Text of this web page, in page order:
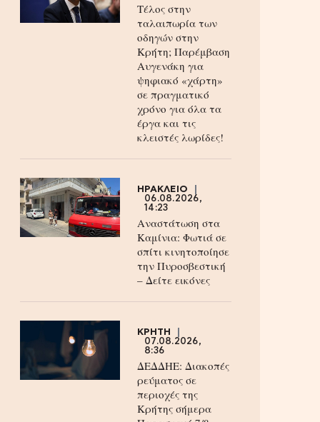
Τέλος στην
ταλαιπωρία των
οδηγών στην
Κρήτη; Παρέμβαση
Αυγενάκη για
ψηφιακό «χάρτη»
σε πραγματικό
χρόνο για όλα τα
έργα και τις
κλειστές λωρίδες!
ΗΡΑΚΛΕΙΟ
06.08.2026,
14:23
Αναστάτωση στα
Καμίνια: Φωτιά σε
σπίτι κινητοποίησε
την Πυροσβεστική
– Δείτε εικόνες
ΚΡΗΤΗ
07.08.2026,
8:36
ΔΕΔΔΗΕ: Διακοπές
ρεύματος σε
περιοχές της
Κρήτης σήμερα